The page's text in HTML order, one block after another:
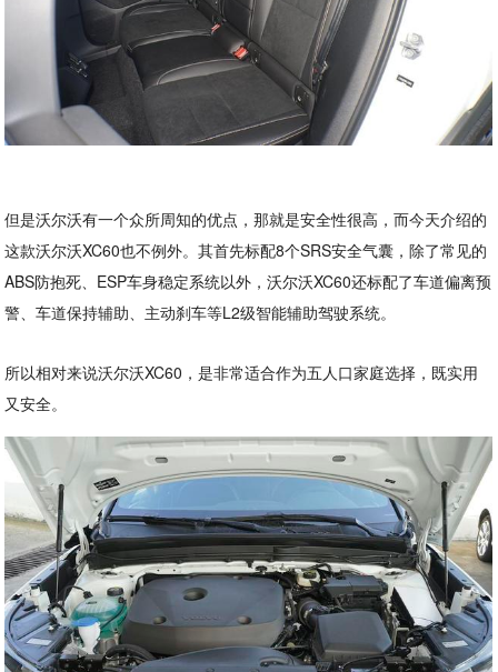
但是沃尔沃有一个众所周知的优点，那就是安全性很高，而今天介绍的
这款沃尔沃XC60也不例外。其首先标配8个SRS安全气囊，除了常见的
ABS防抱死、ESP车身稳定系统以外，沃尔沃XC60还标配了车道偏离预
警、车道保持辅助、主动刹车等L2级智能辅助驾驶系统。
所以相对来说沃尔沃XC60，是非常适合作为五人口家庭选择，既实用
又安全。